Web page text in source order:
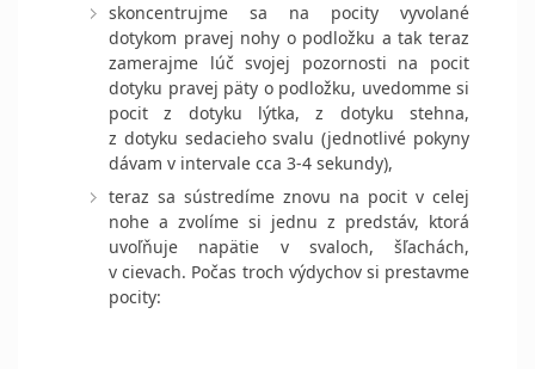
skoncentrujme sa na pocity vyvolané
dotykom pravej nohy o podložku a tak teraz
zamerajme lúč svojej pozornosti na pocit
dotyku pravej päty o podložku, uvedomme si
pocit z dotyku lýtka, z dotyku stehna,
z dotyku sedacieho svalu (jednotlivé pokyny
dávam v intervale cca 3-4 sekundy),
teraz sa sústredíme znovu na pocit v celej
nohe a zvolíme si jednu z predstáv, ktorá
uvoľňuje napätie v svaloch, šľachách,
v cievach. Počas troch výdychov si prestavme
pocity: